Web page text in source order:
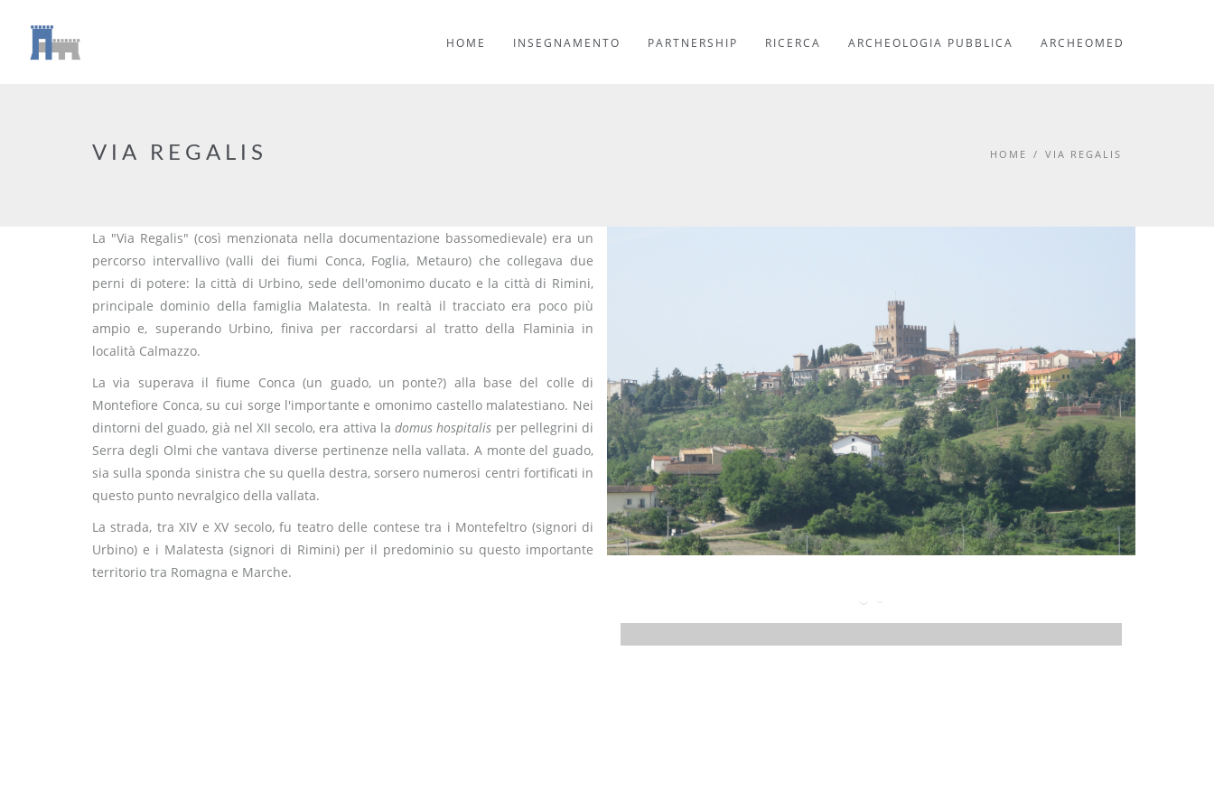
HOME INSEGNAMENTO PARTNERSHIP RICERCA ARCHEOLOGIA PUBBLICA ARCHEOMED
VIA REGALIS HOME / VIA REGALIS
La "Via Regalis" (così menzionata nella documentazione bassomedievale) era un
percorso intervallivo (valli dei fiumi Conca, Foglia, Metauro) che collegava due
perni di potere: la città di Urbino, sede dell'omonimo ducato e la città di Rimini,
principale dominio della famiglia Malatesta. In realtà il tracciato era poco più
ampio e, superando Urbino, finiva per raccordarsi al tratto della Flaminia in
località Calmazzo.
La via superava il fiume Conca (un guado, un ponte?) alla base del colle di
Montefiore Conca, su cui sorge l'importante e omonimo castello malatestiano. Nei
dintorni del guado, già nel XII secolo, era attiva ladomus hospitalis per pellegrini di
Serra degli Olmi che vantava diverse pertinenze nella vallata. A monte del guado,
sia sulla sponda sinistra che su quella destra, sorsero numerosi centri fortificati in
questo punto nevralgico della vallata.
La strada, tra XIV e XV secolo, fu teatro delle contese tra i Montefeltro (signori di
Urbino) e i Malatesta (signori di Rimini) per il predominio su questo importante
territorio tra Romagna e Marche.